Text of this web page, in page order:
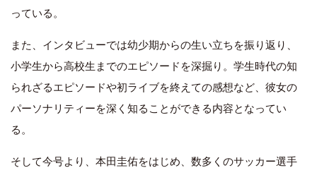
っている。
また、インタビューでは幼少期からの生い立ちを振り返り、
小学生から高校生までのエピソードを深掘り。学生時代の知
られざるエピソードや初ライブを終えての感想など、彼女の
パーソナリティーを深く知ることができる内容となってい
る。
そして今号より、本田圭佑をはじめ、数多くのサッカー選手